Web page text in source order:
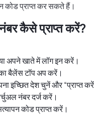
कोड प्राप्त कर सकते हैं।
कैसे प्राप्त करें?
अपने खाते में लॉग इन करें।
बैलेंस टॉप अप करें।
इच्छित देश चुनें और “प्राप्त
नंबर दर्ज करें।
कोड प्राप्त करें।